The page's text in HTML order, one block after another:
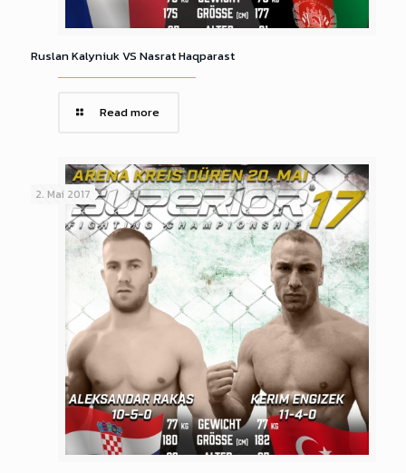
Ruslan Kalyniuk VS Nasrat Haqparast
Read more
2. Mai 2017